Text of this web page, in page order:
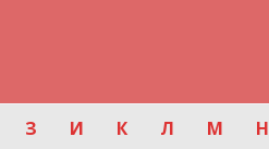
З И К Л М Н